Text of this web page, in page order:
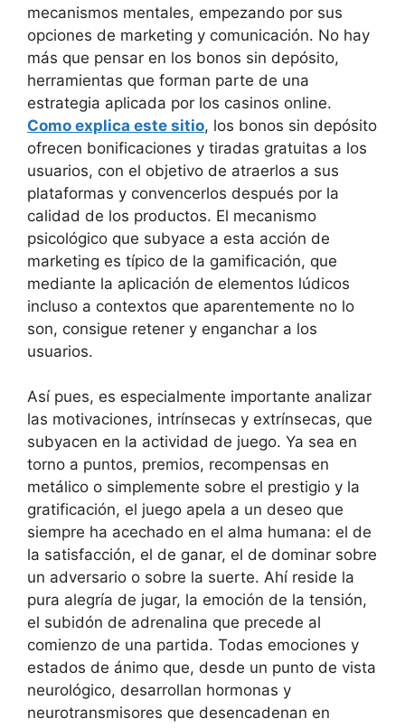
mecanismos mentales, empezando por sus
opciones de marketing y comunicación. No hay
más que pensar en los bonos sin depósito,
herramientas que forman parte de una
estrategia aplicada por los casinos online.
Como explica este sitio, los bonos sin depósito
ofrecen bonificaciones y tiradas gratuitas a los
usuarios, con el objetivo de atraerlos a sus
plataformas y convencerlos después por la
calidad de los productos. El mecanismo
psicológico que subyace a esta acción de
marketing es típico de la gamificación, que
mediante la aplicación de elementos lúdicos
incluso a contextos que aparentemente no lo
son, consigue retener y enganchar a los
usuarios.
Así pues, es especialmente importante analizar
las motivaciones, intrínsecas y extrínsecas, que
subyacen en la actividad de juego. Ya sea en
torno a puntos, premios, recompensas en
metálico o simplemente sobre el prestigio y la
gratificación, el juego apela a un deseo que
siempre ha acechado en el alma humana: el de
la satisfacción, el de ganar, el de dominar sobre
un adversario o sobre la suerte. Ahí reside la
pura alegría de jugar, la emoción de la tensión,
el subidón de adrenalina que precede al
comienzo de una partida. Todas emociones y
estados de ánimo que, desde un punto de vista
neurológico, desarrollan hormonas y
neurotransmisores que desencadenan en